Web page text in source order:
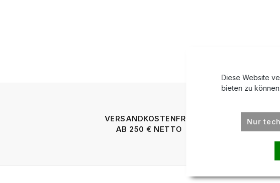
VERSANDKOSTENFREI
AB 250 € NETTO
Diese Website
bieten zu können.
Nur